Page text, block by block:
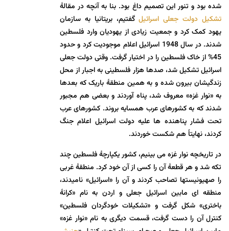
شده بود و تنور این تصمیم داغ بود. بنا به آنچه در مقالۀ
تشکیل دولت جعلی اسرائیلگفتیم، بریتانیا به سازمان
یهود کمک کرد و جمعیت زیادی از یهودیان وارد فلسطین
شدند. در سال 1948 اسرائیل اعلام موجودیت کرد و حدود
45% از خاک فلسطین را در اختیار گرفت. وقتی دولت جعلی
اسرائیل تشکیل شد، صدها هزار فلسطینی به اجبار از محل
زندگیشان بیرون شده و به همین منطقۀ باریک که بعدها
به «نوار غزه» معروف شد، پناه آوردند و بعضی هم مجبور
شدند که به کشورهای عرب همسایه بروند. کشورهای عرب
تحت فشار پناهنده ها علیه دولت اسرائیل اعلام جنگ
کردند، نهایتاً هم شکست خوردند.
در تاریخچه نوار غزه می بینیم، کشور یکپارچۀ فلسطین چند
تکه شد و هر قطعۀ آن را کسی از آن خود کرد. منطقۀ غربی
را صهیونیستها تصاحب کردند و آن را «اسرائیل» نامیدند،
منطقه ای مابین اسرائیل جعلی و اردن به نام «کرانۀ
باختری» شکل گرفت و «تشکیلات خودگردان فلسطین»
کنترل آن را دست گرفت، قسمت دیگری به نام «نوار غزه»